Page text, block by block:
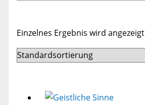
Einzelnes Ergebnis wird angezeigt